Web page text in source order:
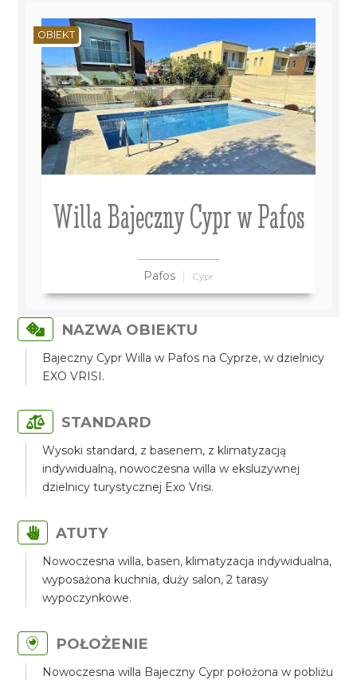
Willa Bajeczny Cypr w Pafos
Pafos Cypr
OBIEKT
NAZWA OBIEKTU
Bajeczny Cypr Willa w Pafos na Cyprze, w dzielnicy
EXO VRISI.
STANDARD
Wysoki standard, z basenem, z klimatyzacją
indywidualną, nowoczesna willa w eksluzywnej
dzielnicy turystycznej Exo Vrisi.
ATUTY
Nowoczesna willa, basen, klimatyzacja indywidualna,
wyposażona kuchnia, duży salon, 2 tarasy
wypoczynkowe.
POŁOŻENIE
Nowoczesna willa Bajeczny Cypr położona w pobliżu